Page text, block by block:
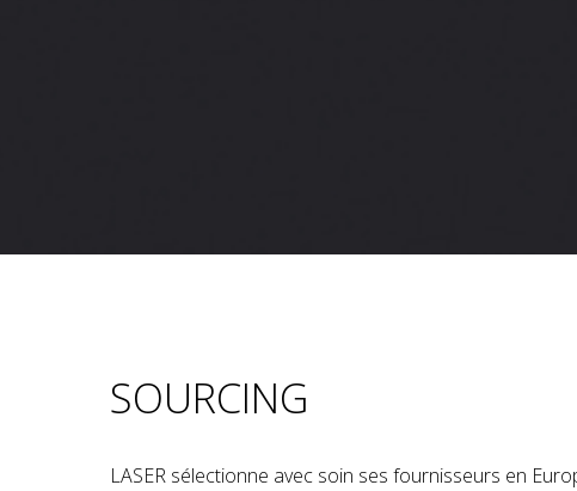
SOURCING
LASER sélectionne avec soin ses fournisseurs en